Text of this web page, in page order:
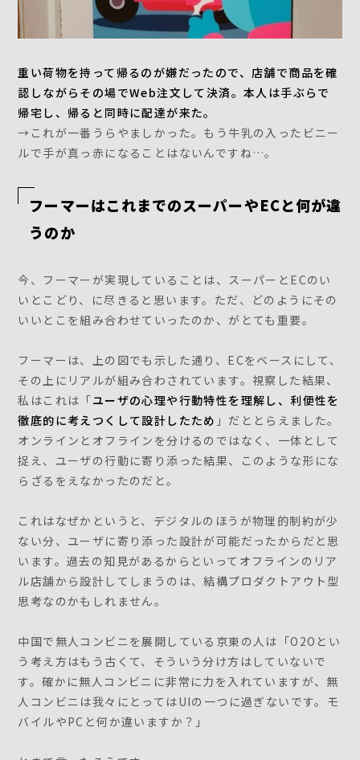
重い荷物を持って帰るのが嫌だったので、店舗で商品を確
認しながらその場でWeb注文して決済。本人は手ぶらで
帰宅し、帰ると同時に配達が来た。
→これが一番うらやましかった。もう牛乳の入ったビニー
ルで手が真っ赤になることはないんですね…。
フーマーはこれまでのスーパーやECと何が違
うのか
今、フーマーが実現していることは、スーパーとECのい
いとこどり、に尽きると思います。ただ、どのようにその
いいとこを組み合わせていったのか、がとても重要。
フーマーは、上の図でも示した通り、ECをベースにして、
その上にリアルが組み合わされています。視察した結果、
私はこれは「ユーザの心理や行動特性を理解し、利便性を
徹底的に考えつくして設計したため 」だととらえました。
オンラインとオフラインを分けるのではなく、一体として
捉え、ユーザの行動に寄り添った結果、このような形にな
らざるをえなかったのだと。
これはなぜかというと、デジタルのほうが物理的制約が少
ない分、ユーザに寄り添った設計が可能だったからだと思
います。過去の知見があるからといってオフラインのリア
ル店舗から設計してしまうのは、結構プロダクトアウト型
思考なのかもしれません。
中国で無人コンビニを展開している京東の人は「O2Oとい
う考え方はもう古くて、そういう分け方はしていないで
す。確かに無人コンビニに非常に力を入れていますが、無
人コンビニは我々にとってはUIの一つに過ぎないです。モ
バイルやPCと何か違いますか？」